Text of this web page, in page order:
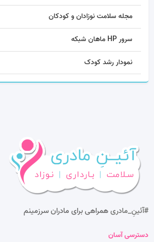
مجله سلامت نوزادان و کودکان
سرور HP ماهان شبکه
نمودار رشد کودک
#آئینِ_مادریهمراهی برای مادران سرزمینم
دسترسی آسان